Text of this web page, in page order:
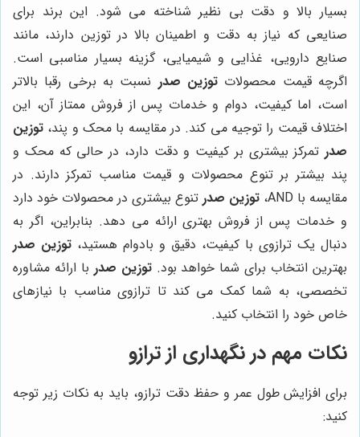
بسیار بالا و دقت بی نظیر شناخته می شود. این برند برای
صنایعی که نیاز به دقت و اطمینان بالا در توزین دارند، مانند
صنایع دارویی، غذایی و شیمیایی، گزینه بسیار مناسبی است.
اگرچه قیمت محصولات توزین صدر نسبت به برخی رقبا بالاتر
است، اما کیفیت، دوام و خدمات پس از فروش ممتاز آن، این
اختلاف قیمت را توجیه می کند. در مقایسه با محک و پند، توزین
صدر تمرکز بیشتری بر کیفیت و دقت دارد، در حالی که محک و
پند بیشتر بر تنوع محصولات و قیمت مناسب تمرکز دارند. در
مقایسه با AND،
توزین صدر تنوع بیشتری در محصولات خود دارد
و خدمات پس از فروش بهتری ارائه می دهد. بنابراین، اگر به
دنبال یک ترازوی با کیفیت، دقیق و بادوام هستید، توزین صدر
بهترین انتخاب برای شما خواهد بود.توزین صدر با ارائه مشاوره
تخصصی، به شما کمک می کند تا ترازوی مناسب با نیازهای
خاص خود را انتخاب کنید.
نکات مهم در نگهداری از ترازو
برای افزایش طول عمر و حفظ دقت ترازو، باید به نکات زیر توجه
کنید: